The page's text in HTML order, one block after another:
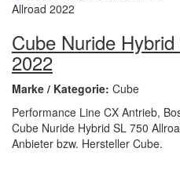
Cube Nuride
2022
Marke / Kategorie: Cube
Performance Line CX Antrieb,
Cube Nuride Hybrid SL 750
Anbieter bzw. Hersteller Cube.